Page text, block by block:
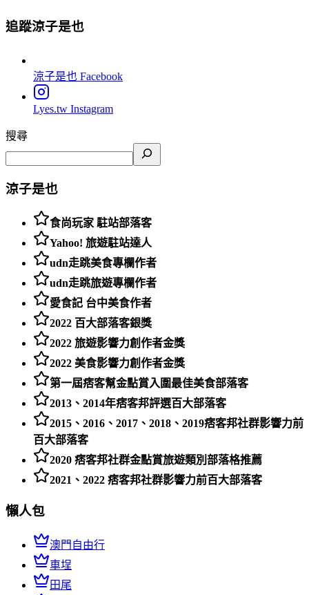
追蹤涼子是也
涼子是也 Facebook
Lyes.tw Instagram
搜尋
涼子是也
食尚玩家 駐站部落客
Yahoo! 旅遊駐站達人
udn走跳美食專欄作者
udn走跳旅遊專欄作者
愛食記 台中美食作者
2022 百大部落客銀獎
2022 旅遊影響力創作者金獎
2022 美食影響力創作者金獎
第一屆痞客幫金點賞入圍最佳美食部落客
2013、2014年痞客邦評選百大部落客
2015、2016、2017、2018、2019痞客邦社群影響力前
百大部落客
2020 痞客邦社群金點賞旅遊類別部落格推薦
2021、2022 痞客邦社群影響力前百大部落客
懶人包
澳門自由行
車埕
田尾